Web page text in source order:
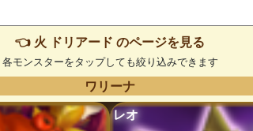
👈 火 ドリアード のページを見る
各モンスターをタップしても絞り込みできます
ワリーナ
レオ